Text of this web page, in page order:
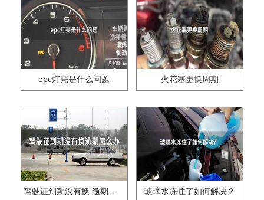
epc灯亮是什么问题 火花塞更换周期
驾驶证到期没有换,逾期怎么办?? 玻璃水冻住了如何解决？